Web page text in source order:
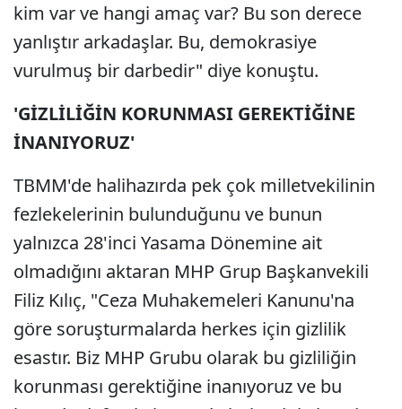
kim var ve hangi amaç var? Bu son derece
yanlıştır arkadaşlar. Bu, demokrasiye
vurulmuş bir darbedir" diye konuştu.
'GİZLİLİĞİN KORUNMASI GEREKTİĞİNE
İNANIYORUZ'
TBMM'de halihazırda pek çok milletvekilinin
fezlekelerinin bulunduğunu ve bunun
yalnızca 28'inci Yasama Dönemine ait
olmadığını aktaran MHP Grup Başkanvekili
Filiz Kılıç, "Ceza Muhakemeleri Kanunu'na
göre soruşturmalarda herkes için gizlilik
esastır. Biz MHP Grubu olarak bu gizliliğin
korunması gerektiğine inanıyoruz ve bu